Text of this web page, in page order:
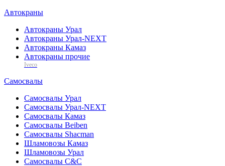
Автокраны
Автокраны Урал
Автокраны Урал-NEXT
Автокраны Камаз
Автокраны прочие
Iveco
Самосвалы
Самосвалы Урал
Самосвалы Урал-NEXT
Самосвалы Камаз
Самосвалы Beiben
Самосвалы Shacman
Шламовозы Камаз
Шламовозы Урал
Самосвалы C&C